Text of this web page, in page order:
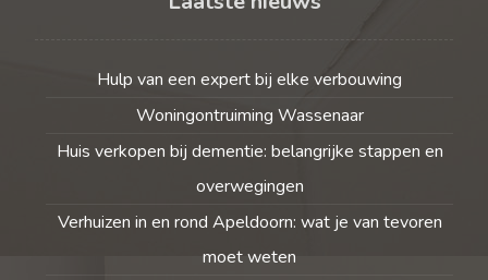
Hulp van een expert bij elke verbouwing
Woningontruiming Wassenaar
Huis verkopen bij dementie: belangrijke stappen en
overwegingen
Verhuizen in en rond Apeldoorn: wat je van tevoren
moet weten